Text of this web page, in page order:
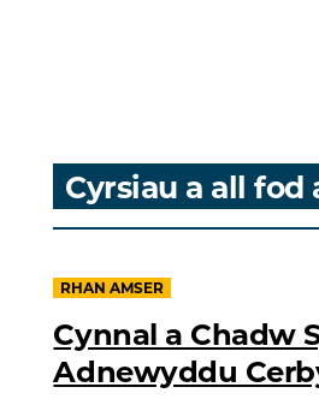
Cyrsiau a all
RHAN AMSER
Cynnal a Chadw
Adnewyddu